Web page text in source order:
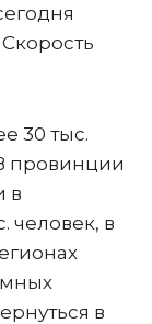
30 тыс.
провинции
в
человек, в
в